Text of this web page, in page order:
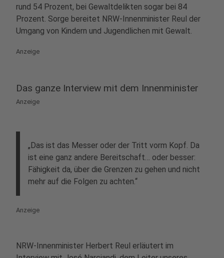
rund 54 Prozent, bei Gewaltdelikten sogar bei 84
Prozent. Sorge bereitet NRW-Innenminister Reul der
Umgang von Kindern und Jugendlichen mit Gewalt.
Anzeige
Das ganze Interview mit dem Innenminister
Anzeige
„Das ist das Messer oder der Tritt vorm Kopf. Da
ist eine ganz andere Bereitschaft… oder besser:
Fähigkeit da, über die Grenzen zu gehen und nicht
mehr auf die Folgen zu achten.“
Anzeige
NRW-Innenminister Herbert Reul erläutert im